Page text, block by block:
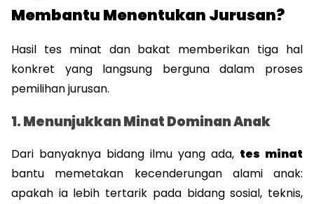
Membantu Menentukan Jurusan?
Hasil tes minat dan bakat memberikan tiga hal
konkret yang langsung berguna dalam proses
pemilihan jurusan.
1. Menunjukkan Minat Dominan Anak
Dari banyaknya bidang ilmu yang ada, tes minat
bantu memetakan kecenderungan alami anak:
apakah ia lebih tertarik pada bidang sosial, teknis,